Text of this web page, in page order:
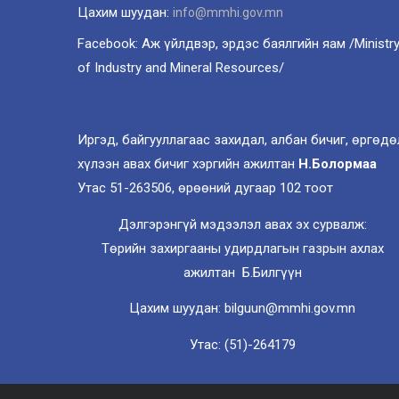
Цахим шуудан: info@mmhi.gov.mn
Facebook: Аж үйлдвэр, эрдэс баялгийн яам /Ministry
of Industry and Mineral Resources/
Иргэд, байгууллагаас захидал, албан бичиг,
хүлээн авах бичиг хэргийн ажилтан Н.Болормаа
Утас 51-263506, өрөөний дугаар 102 тоот
Дэлгэрэнгүй мэдээлэл авах эх сурвалж:
Төрийн захиргааны удирдлагын газрын ахлах
ажилтан Б.Билгүүн
Цахим шуудан: bilguun@mmhi.gov.mn
Утас: (51)-264179